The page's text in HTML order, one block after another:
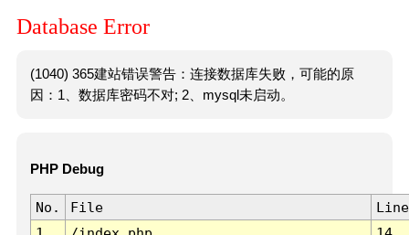
Database Error
(1040) 365建站错误警告：连接数据库失败，可能的原
因：1、数据库密码不对; 2、mysql未启动。
PHP Debug
No. File
Line